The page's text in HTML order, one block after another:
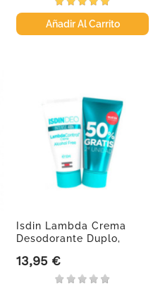
Añadir Al Carrito
Isdin Lambda Crema
Desodorante Duplo,
Precio
13,95 €